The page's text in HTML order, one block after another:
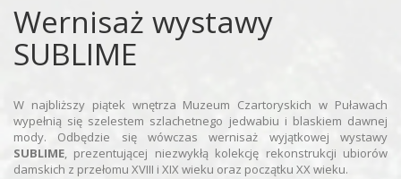
Wernisaż wystawy
SUBLIME
W najbliższy piątek wnętrza Muzeum Czartoryskich w Puławach
wypełnią się szelestem szlachetnego jedwabiu i blaskiem dawnej
mody. Odbędzie się wówczas wernisaż wyjątkowej wystawy
SUBLIME, prezentującej niezwykłą kolekcję rekonstrukcji ubiorów
damskich z przełomu XVIII i XIX wieku oraz początku XX wieku.